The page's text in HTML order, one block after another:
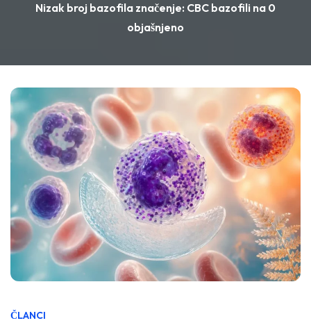
Nizak broj bazofila značenje: CBC bazofili na 0
objašnjeno
ČLANCI